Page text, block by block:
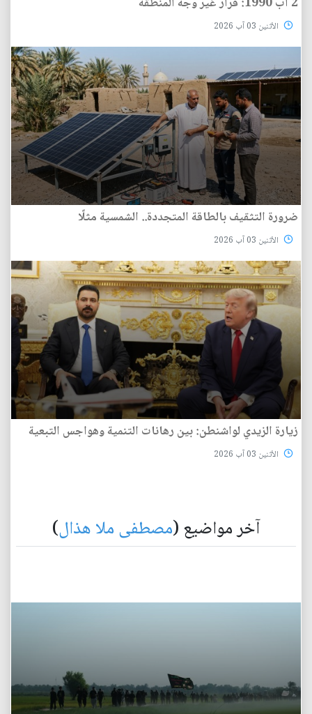
الأثنين 03 آب 2026
ضرورة التثقيف بالطاقة المتجددة.. الشمسية مثلًا
الأثنين 03 آب 2026
زيارة الزيدي لواشنطن: بين رهانات التنمية وهواجس التبعية
الأثنين 03 آب 2026
آخر مواضيع (مصطفى ملا هذال)